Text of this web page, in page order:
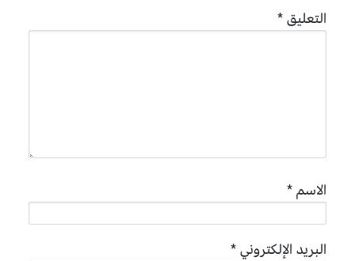
التعليق*
الاسم*
البريد الإلكتروني*